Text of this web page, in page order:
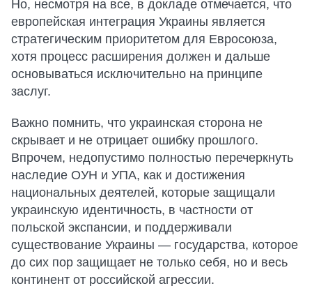
Но, несмотря на все, в докладе отмечается, что
европейская интеграция Украины является
стратегическим приоритетом для Евросоюза,
хотя процесс расширения должен и дальше
основываться исключительно на принципе
заслуг.
Важно помнить, что украинская сторона не
скрывает и не отрицает ошибку прошлого.
Впрочем, недопустимо полностью перечеркнуть
наследие ОУН и УПА, как и достижения
национальных деятелей, которые защищали
украинскую идентичность, в частности от
польской экспансии, и поддерживали
существование Украины — государства, которое
до сих пор защищает не только себя, но и весь
континент от российской агрессии.